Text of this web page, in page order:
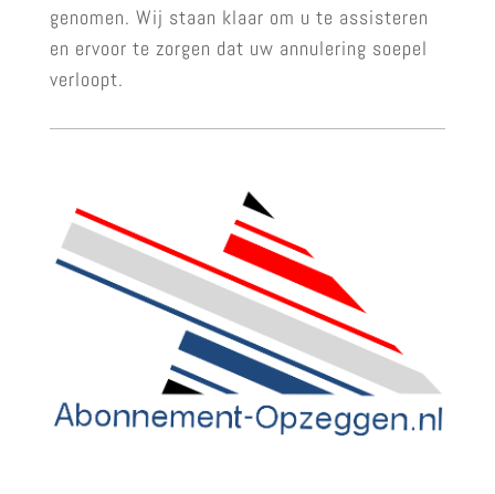
genomen. Wij staan klaar om u te assisteren
en ervoor te zorgen dat uw annulering soepel
verloopt.